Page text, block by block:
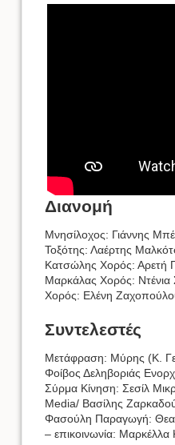
Διανομή
Μνησίλοχος: Γιάννης
Τοξότης: Λαέρτης
Κατσώλης Χορός: Αρετή
Μαρκάλας Χορός: Ντένια
Χορός: Eλένη
Συντελεστές
Μετάφραση: Μύρης (Κ.
Φοίβος Δεληβοριάς
Σύρμα Κίνηση: Σεσίλ
Media/ Βασίλης
Φασούλη Παραγωγή:
– επικοινωνία: Μαρκέλλα